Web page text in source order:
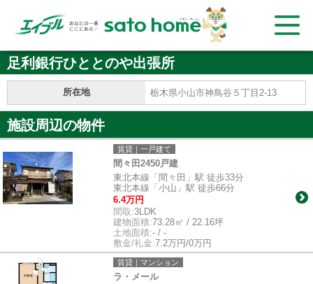
足利銀行ひととのや出張所
所在地 栃木県小山市神鳥谷５丁目2-13
施設周辺の物件
賃貸｜一戸建て
間々田2450戸建
東北本線「間々田」駅 徒歩33分
東北本線「小山」駅 徒歩66分
6.4万円
間取:3LDK
建物面積:73.28㎡ / 22.16坪
土地面積:- / -
敷金/礼金:7.2万円/0万円
賃貸｜マンション
ラ・メール